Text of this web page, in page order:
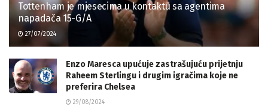
Tottenham je mjesecima u kontaktu sa agentima
napadača 15-G/A
27/07/2024
Enzo Maresca upućuje zastrašujuću prijetnju
Raheem Sterlingu i drugim igračima koje ne
preferira Chelsea
29/08/2024